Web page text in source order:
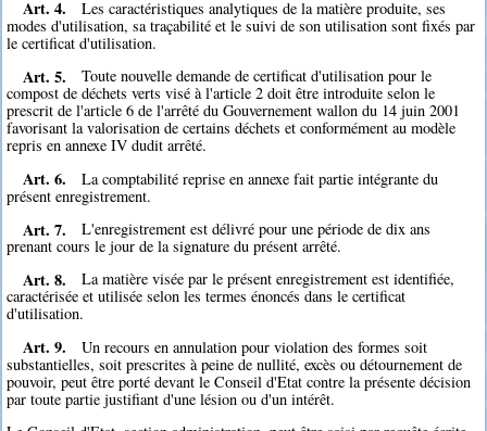
Art. 4.
Les caractéristiques analytiques de la matière produite, ses
modes d'utilisation, sa traçabilité et le suivi de son utilisation sont fixés par
le certificat d'utilisation.
Art. 5.
Toute nouvelle demande de certificat d'utilisation pour le
compost de déchets verts visé à l'article 2 doit être introduite selon le
prescrit de l'article 6 de l'arrêté du Gouvernement wallon du 14 juin 2001
favorisant la valorisation de certains déchets et conformément au modèle
repris en annexe IV dudit arrêté.
Art. 6.
La comptabilité reprise en annexe fait partie intégrante du
présent enregistrement.
Art. 7.
L'enregistrement est délivré pour une période de dix ans
prenant cours le jour de la signature du présent arrêté.
Art. 8.
La matière visée par le présent enregistrement est identifiée,
caractérisée et utilisée selon les termes énoncés dans le certificat
d'utilisation.
Art. 9.
Un recours en annulation pour violation des formes soit
substantielles, soit prescrites à peine de nullité, excès ou détournement de
pouvoir, peut être porté devant le Conseil d'Etat contre la présente décision
par toute partie justifiant d'une lésion ou d'un intérêt.